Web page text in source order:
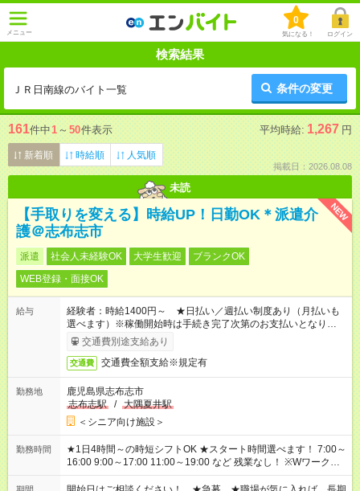
メニュー
0
気になる！ ログイン
検索結果
ＪＲ日南線のバイト一覧 条件の変更
161件中1 ～ 50件表示 平均時給: 1,267 円
新着順 時給順 人気順
掲載日：2026.08.08
未読
NEW
【手取りを変える】時給UP！日勤OK＊派遣介
護＠志布志市
派遣 社会人未経験OK 大学生歓迎
ブランクOK
WEB登録・面接OK
給与
経験者：時給1400円～ ★日払い／週払い制度あり（月払いも
選べます）※稼働開始時は手続き完了次第のお支払いとなりま
す。交通費別途支給あり
交通費 交通費全額支給※規定有
勤務地
鹿児島県志布志市
志布志駅
/ 大隅夏井駅
＜シニア向け施設＞
勤務時間
★1日4時間～の時短シフトOK ★スタート時間選べます！ 7:00～
16:00 9:00～17:00 11:00～19:00 など 残業なし！ ※Wワークの
場合、他のお仕事と合わせ週40時間超の就業はご案内できませ
ん ※法令に基づき、週20時間以上勤務は社会保険への加入対象